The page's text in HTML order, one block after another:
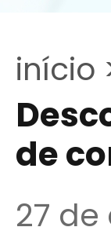
início
de
27